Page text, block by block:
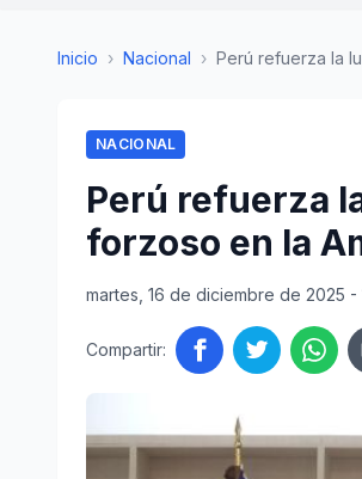
Inicio › Nacional › Perú refuerza la
NACIONAL
Perú refuerza
forzoso en la
martes, 16 de diciembre de 2025 -
Compartir: